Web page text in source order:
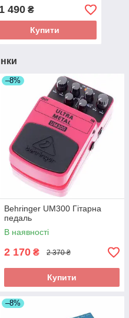
490₴
Купити
–8%
Behringer UM300 Гітарна
педаль
В наявності
2 170 ₴ 2 370 ₴
Купити
–8%